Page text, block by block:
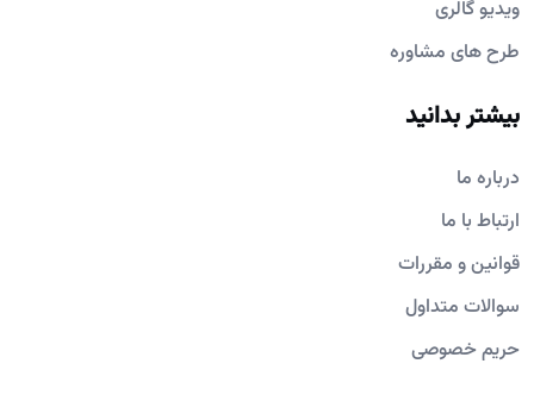
ویدیو گالری
طرح های مشاوره
بیشتر بدانید
درباره ما
ارتباط با ما
قوانین و مقررات
سوالات متداول
حریم خصوصی